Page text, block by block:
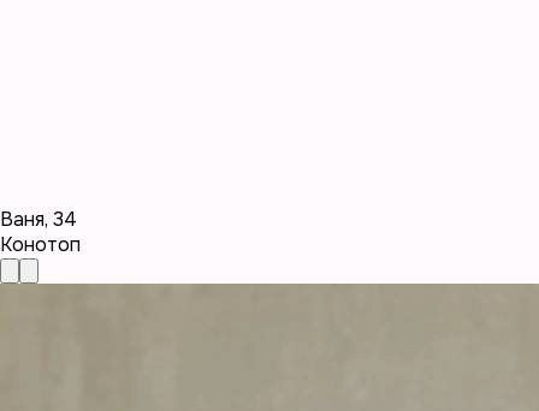
Ваня, 34
Конотоп